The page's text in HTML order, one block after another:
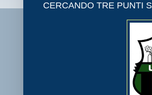
CERCANDO TRE PUNTI